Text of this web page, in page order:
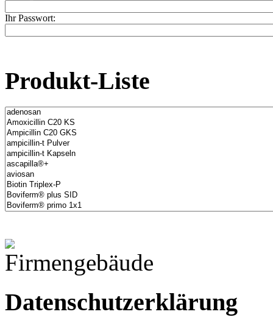
Ihr Passwort:
Produkt-Liste
Datenschutzerklärung